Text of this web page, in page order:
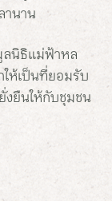
านาน
ลนิธิแม่ฟ้าหล
ห้เป็นที่ยอมรับ
งยืนให้กับชุมชน